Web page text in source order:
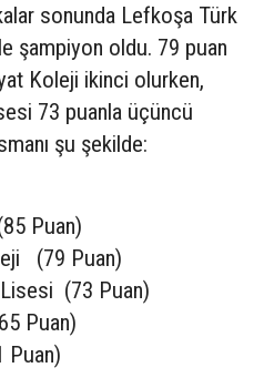
sonunda Lefkoşa Türk
şampiyon oldu. 79 puan
Koleji ikinci olurken,
73 puanla üçüncü
şu şekilde:
Puan)
(79 Puan)
(73 Puan)
Puan)
Puan)